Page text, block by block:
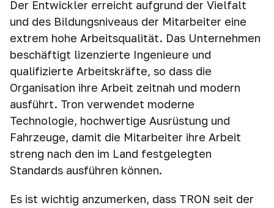
Der Entwickler erreicht aufgrund der Vielfalt
und des Bildungsniveaus der Mitarbeiter eine
extrem hohe Arbeitsqualität. Das Unternehmen
beschäftigt lizenzierte Ingenieure und
qualifizierte Arbeitskräfte, so dass die
Organisation ihre Arbeit zeitnah und modern
ausführt. Tron verwendet moderne
Technologie, hochwertige Ausrüstung und
Fahrzeuge, damit die Mitarbeiter ihre Arbeit
streng nach den im Land festgelegten
Standards ausführen können.
Es ist wichtig anzumerken, dass TRON seit der